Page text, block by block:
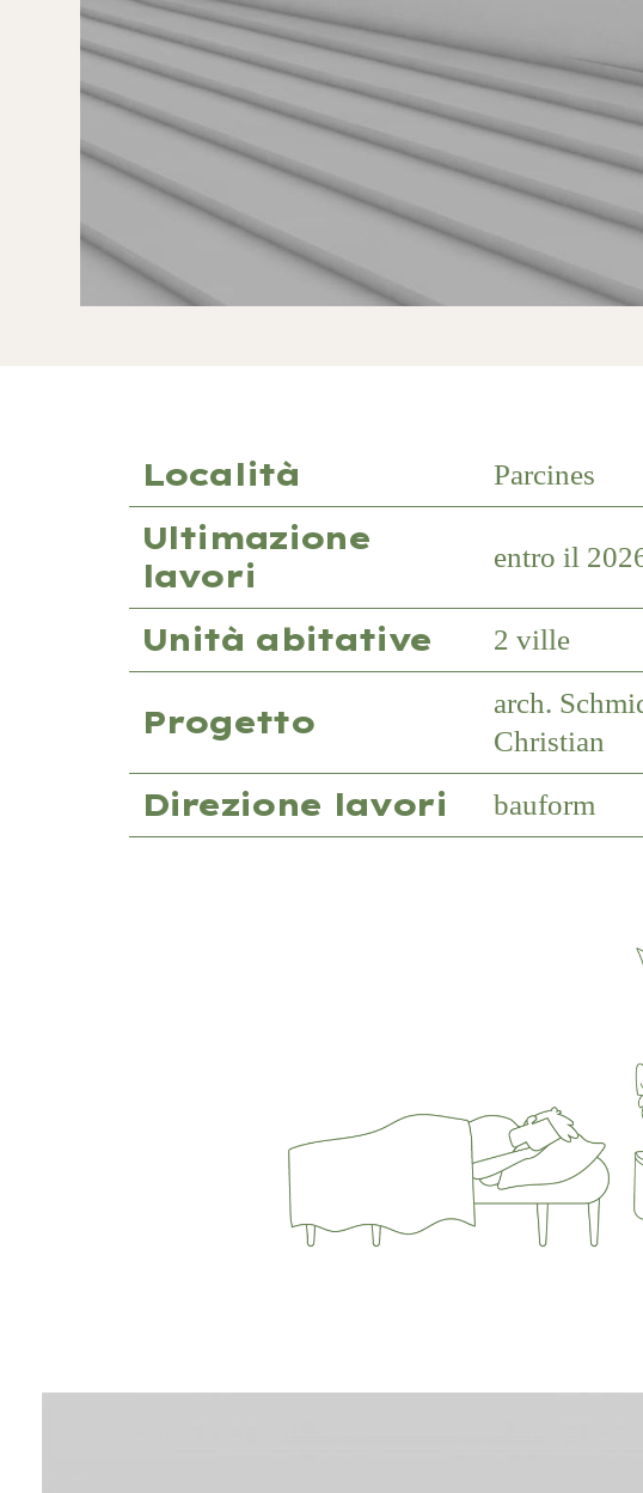
Località Parcines
Ultimazione
lavori
entro il
Unità abitative 2 ville
Progetto
arch.
Christian
Direzione lavori bauform